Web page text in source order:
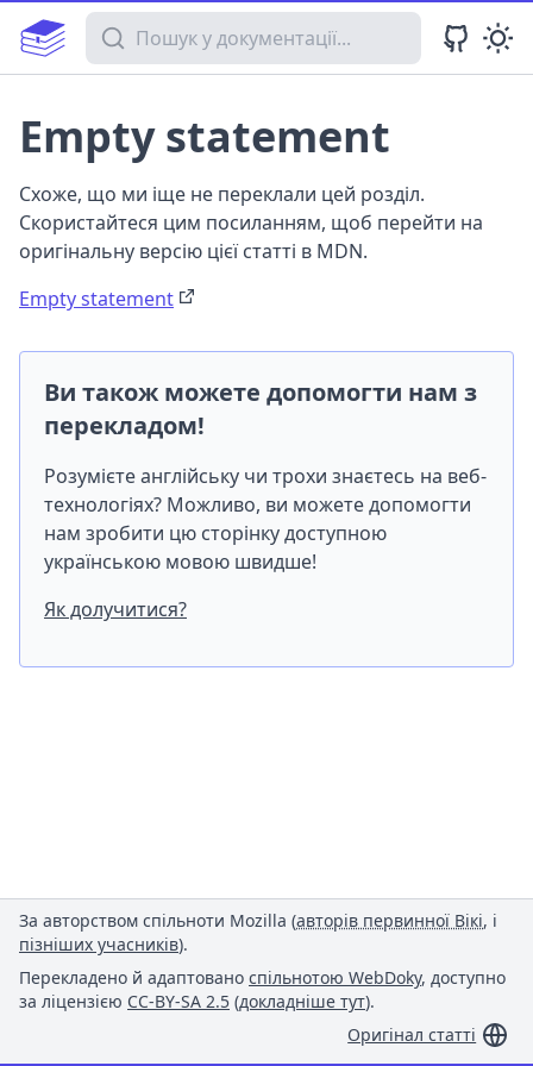
Пошук у документації
Empty statement
Схоже, що ми іще не переклали цей розділ.
Скористайтеся цим посиланням, щоб перейти на
оригінальну версію цієї статті в MDN.
Empty statement
Ви також можете допомогти нам з
перекладом!
Розумієте англійську чи трохи знаєтесь на веб-
технологіях? Можливо, ви можете допомогти
нам зробити цю сторінку доступною
українською мовою швидше!
Як долучитися?
За авторством спільноти Mozilla (авторів первинної Вікі, і
пізніших учасників).
Перекладено й адаптовано спільнотою WebDoky, доступно
за ліцензією CC-BY-SA 2.5 (докладніше тут).
Оригінал статті